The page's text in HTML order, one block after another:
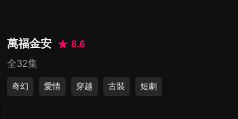
分鐘
萬福金安
8.6
全32集
奇幻 愛情 穿越 古裝 短劇